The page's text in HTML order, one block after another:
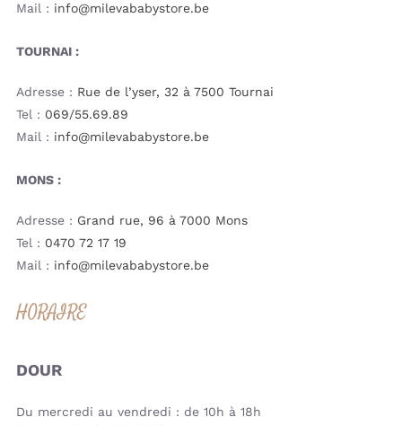
Mail : info@milevababystore.be
TOURNAI :
Adresse : Rue de l’yser, 32 à 7500 Tournai
Tel : 069/55.69.89
Mail : info@milevababystore.be
MONS :
Adresse : Grand rue, 96 à 7000 Mons
Tel : 0470 72 17 19
Mail : info@milevababystore.be
HORAIRE
DOUR
Du mercredi au vendredi : de 10h à 18h